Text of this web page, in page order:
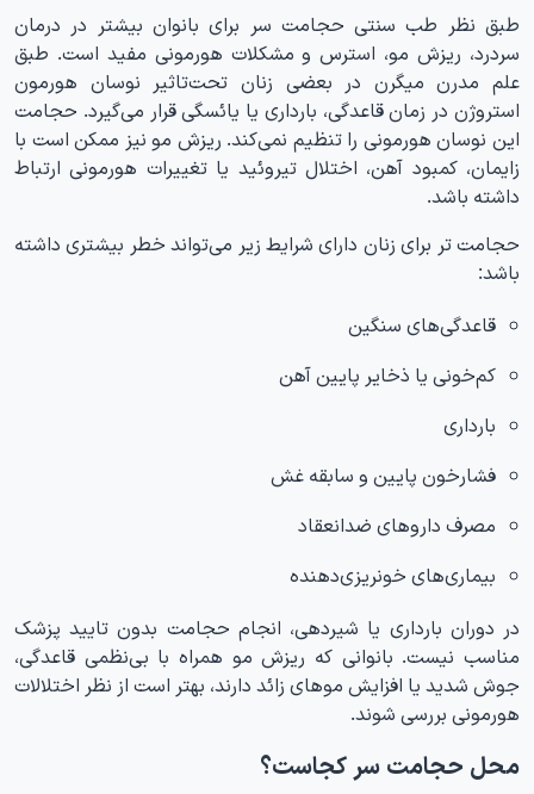
طبق نظر طب سنتی حجامت سر برای بانوان بیشتر در درمان
سردرد، ریزش مو، استرس و مشکلات هورمونی مفید است. طبق
علم مدرن میگرن در بعضی زنان تحت‌تاثیر نوسان هورمون
استروژن در زمان قاعدگی، بارداری یا یائسگی قرار می‌گیرد. حجامت
این نوسان هورمونی را تنظیم نمی‌کند. ریزش مو نیز ممکن است با
زایمان، کمبود آهن، اختلال تیروئید یا تغییرات هورمونی ارتباط
داشته باشد.
حجامت تر برای زنان دارای شرایط زیر می‌تواند خطر بیشتری داشته
باشد:
قاعدگی‌های سنگین
کم‌خونی یا ذخایر پایین آهن
بارداری
فشارخون پایین و سابقه غش
مصرف داروهای ضدانعقاد
بیماری‌های خونریزی‌دهنده
در دوران بارداری یا شیردهی، انجام حجامت بدون تایید پزشک
مناسب نیست. بانوانی که ریزش مو همراه با بی‌نظمی قاعدگی،
جوش شدید یا افزایش موهای زائد دارند، بهتر است از نظر اختلالات
هورمونی بررسی شوند.
محل حجامت سر کجاست؟